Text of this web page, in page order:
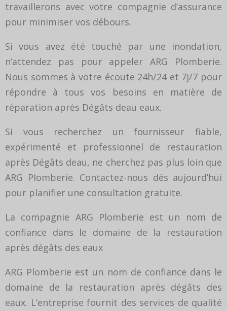
travaillerons avec votre compagnie d’assurance
pour minimiser vos débours.
Si vous avez été touché par une inondation,
n’attendez pas pour appeler ARG Plomberie.
Nous sommes à votre écoute 24h/24 et 7j/7 pour
répondre à tous vos besoins en matière de
réparation après Dégâts deau eaux.
Si vous recherchez un fournisseur fiable,
expérimenté et professionnel de restauration
après Dégâts deau, ne cherchez pas plus loin que
ARG Plomberie. Contactez-nous dès aujourd’hui
pour planifier une consultation gratuite.
La compagnie ARG Plomberie est un nom de
confiance dans le domaine de la restauration
après dégâts des eaux
ARG Plomberie est un nom de confiance dans le
domaine de la restauration après dégâts des
eaux. L’entreprise fournit des services de qualité